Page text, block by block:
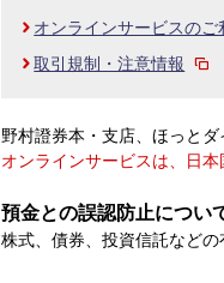
オンラインサービスのご
取引規制・注意情報
野村證券本・支店、ほっと
オンラインサービスは、日
預金との誤認防止につい
株式、債券、投資信託など